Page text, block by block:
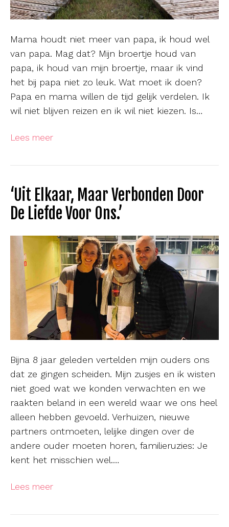
Mama houdt niet meer van papa, ik houd wel
van papa. Mag dat? Mijn broertje houd van
papa, ik houd van mijn broertje, maar ik vind
het bij papa niet zo leuk. Wat moet ik doen?
Papa en mama willen de tijd gelijk verdelen. Ik
wil niet blijven reizen en ik wil niet kiezen. Is…
Lees meer
‘Uit Elkaar, Maar Verbonden Door
De Liefde Voor Ons.’
Bijna 8 jaar geleden vertelden mijn ouders ons
dat ze gingen scheiden. Mijn zusjes en ik wisten
niet goed wat we konden verwachten en we
raakten beland in een wereld waar we ons heel
alleen hebben gevoeld. Verhuizen, nieuwe
partners ontmoeten, lelijke dingen over de
andere ouder moeten horen, familieruzies: Je
kent het misschien wel.…
Lees meer